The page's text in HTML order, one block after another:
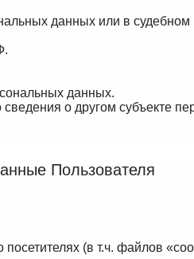
данных или в
данных.
о другом субъекте
Пользователя
(в т.ч. файлов